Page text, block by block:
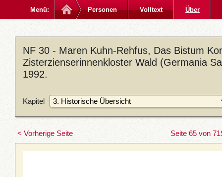
Menü: Personen Volltext Über
NF 30 - Maren Kuhn-Rehfus, Das Bistum
Zisterzienserinnenkloster Wald (Germania
1992.
Kapitel
< Vorherige Seite Seite 65 von